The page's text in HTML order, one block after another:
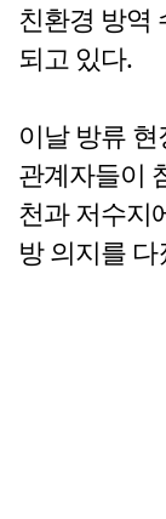
친환경 방역
되고 있다.
이날 방류
관계자들이
천과 저수지
방 의지를 다